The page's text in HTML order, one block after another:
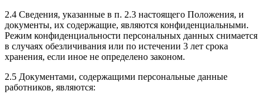
2.4 Сведения, указанные в п. 2.3 настоящего Положения, и
документы, их содержащие, являются конфиденциальными.
Режим конфиденциальности персональных данных снимается
в случаях обезличивания или по истечении 3 лет срока
хранения, если иное не определено законом.
2.5 Документами, содержащими персональные данные
работников, являются: